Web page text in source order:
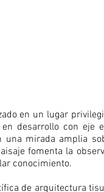
en un lugar
desarrollo con eje
una mirada amplia
fomenta la
conocimiento.
de arquitectura